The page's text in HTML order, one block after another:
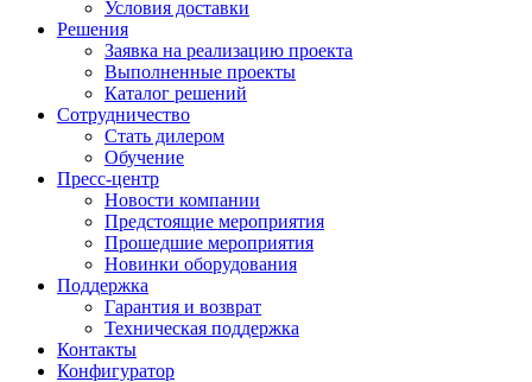
Условия доставки
Решения
Заявка на реализацию проекта
Выполненные проекты
Каталог решений
Сотрудничество
Стать дилером
Обучение
Пресс-центр
Новости компании
Предстоящие мероприятия
Прошедшие мероприятия
Новинки оборудования
Поддержка
Гарантия и возврат
Техническая поддержка
Контакты
Конфигуратор